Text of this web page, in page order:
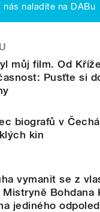
nás naladíte na DABu
můj film. Od
Pusťte si
biografů v
kin
vymanit se z
Mistryně Bohdana
jediného